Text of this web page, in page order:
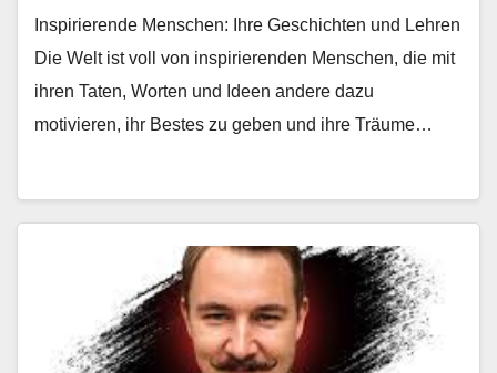
Inspirierende Menschen: Ihre Geschichten und Lehren
Die Welt ist voll von inspirierenden Menschen, die mit
ihren Taten, Worten und Ideen andere dazu
motivieren, ihr Bestes zu geben und ihre Träume…